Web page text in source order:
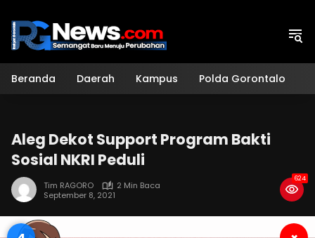
konten
Beranda Daerah Kampus Polda Gorontalo
Aleg Dekot Support Program Bakti
Sosial NKRI Peduli
Tim RAGORO
2 Min Baca
September 8, 2021
624